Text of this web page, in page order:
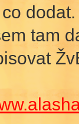
dodat.
tam